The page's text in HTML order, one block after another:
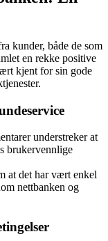
kunder, både de som
en rekke positive
kjent for sin gode
understreker at
brukervennlige
at det har vært enkel
nettbanken og